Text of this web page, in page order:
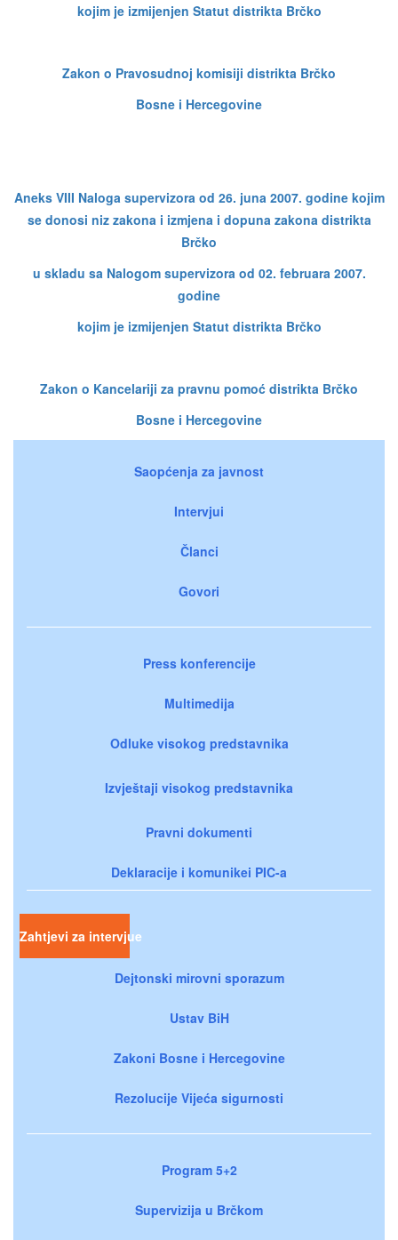
kojim je izmijenjen Statut distrikta Brčko
Zakon o Pravosudnoj komisiji distrikta Brčko
Bosne i Hercegovine
Aneks VIII Naloga supervizora od 26. juna 2007. godine kojim
se donosi niz zakona i izmjena i dopuna zakona distrikta
Brčko
u skladu sa Nalogom supervizora od 02. februara 2007.
godine
kojim je izmijenjen Statut distrikta Brčko
Zakon o Kancelariji za pravnu pomoć distrikta Brčko
Bosne i Hercegovine
Saopćenja za javnost
Intervjui
Članci
Govori
Press konferencije
Multimedija
Odluke visokog predstavnika
Izvještaji visokog predstavnika
Pravni dokumenti
Deklaracije i komunikei PIC-a
Zahtjevi za intervjue
Dejtonski mirovni sporazum
Ustav BiH
Zakoni Bosne i Hercegovine
Rezolucije Vijeća sigurnosti
Program 5+2
Supervizija u Brčkom